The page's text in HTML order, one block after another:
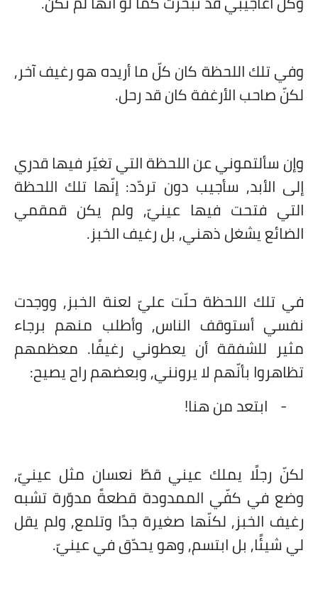
وفي تلك اللحظة كان كلّ ما أريده هو رغيف آخر,
لكنّ صاحب الأرغفة كان قد رحل.
وإن سألتموني عن اللحظة التي تغيّر فيها قدري
إلى الأبد, سأجيب دون تردّد: إنّها تلك اللحظة
التي فتحت فيها عينيّ, ولم يكن قمقمي
الضائع يشغل ذهني, بل رغيف الخبز.
في تلك اللحظة حلّت عليّ لعنة الخبز, ووجدت
نفسي أستوقف الناس, وأطلب منهم برجاء
مثير للشفقة أن يعطوني رغيفًا. معظمهم
تظاهروا بأنّهم لا يرونني, وبعضهم راح يصيح:
- ابتعد من هنا!
لكنّ رجلًا يملك عيني قطّ نعسان مثل عينيّ,
وضع في كفّي الممدودة قطعةً مدوّرة تشبه
رغيف الخبز, لكنّها صغيرة جدًا وتلمع, ولم يقل
لي شيئًا, بل ابتسم, وهو يحدّق في عينيّ.